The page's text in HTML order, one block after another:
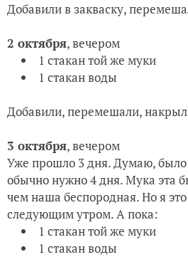
Добавили в закваску,
2 октября, вечером
1 стакан той же муки
1 стакан воды
Добавили, перемешали,
3 октября, вечером
Уже прошло 3 дня. Думаю, было
обычно нужно 4 дня. Мука эта
чем наша беспородная. Но я
следующим утром. А пока:
1 стакан той же муки
1 стакан воды